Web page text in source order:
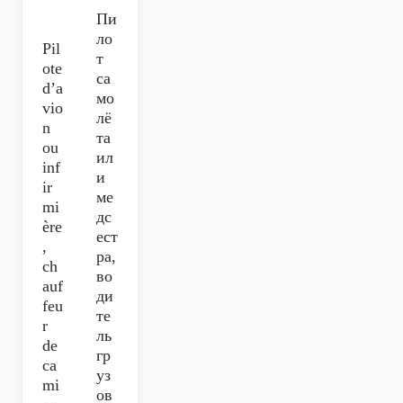
Pil
ote
d’a
vio
n
ou
inf
ir
mi
ère
,
ch
auf
feu
r
de
ca
mi
Пи
ло
т
са
мо
лё
та
ил
и
ме
дс
ест
ра,
во
ди
те
ль
гр
уз
ов